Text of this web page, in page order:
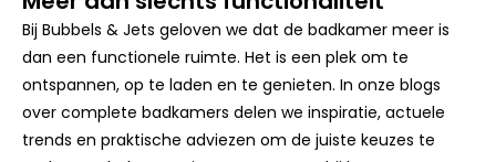
trends en praktische adviezen om de juiste keuzes te
maken. Zo helpen we je stap voor stap bij het
samenstellen van een badkamer die perfect past bij jouw
levensstijl, ruimte en budget.
Ga naar de collectie